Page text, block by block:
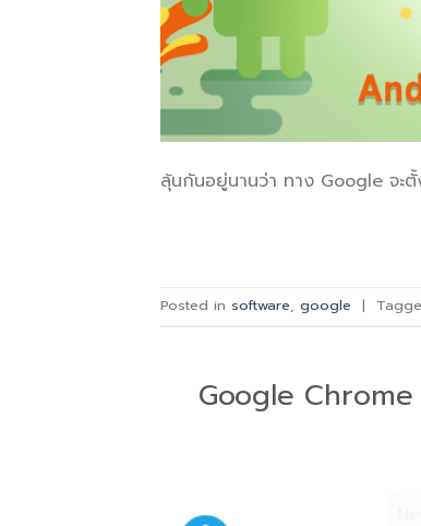
ลุ้นกันอยู่นานว่า ทาง Google จะ
Posted in software, google |
Google Chrome